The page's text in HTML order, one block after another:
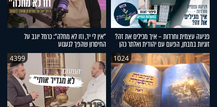
פגיעה עצמית וחרדות – איך מכילים את זה?
זוגיות במבחן, הפעם עם יהודית ואלתר כהן
"אין לי יד, וזו לא מחלה": כרמל יוגב על
החיסרון שהפך לגעגוע
1024
4399